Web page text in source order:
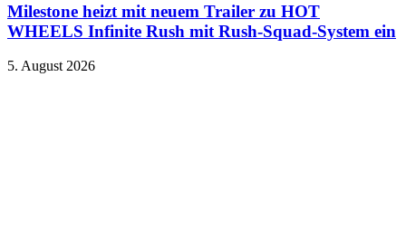
Milestone heizt mit neuem Trailer zu HOT
WHEELS Infinite Rush mit Rush-Squad-System ein
5. August 2026